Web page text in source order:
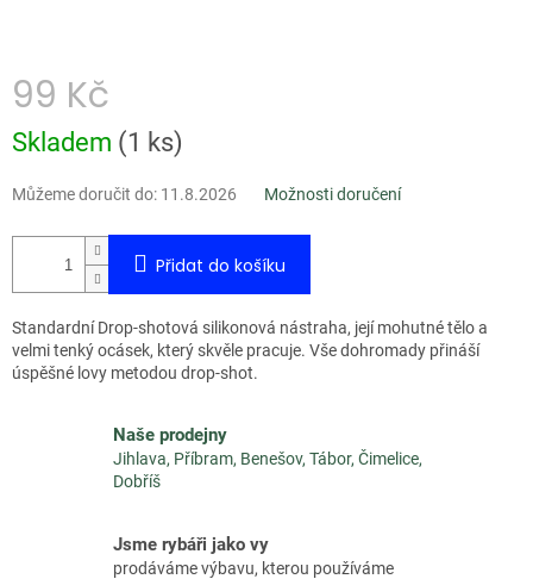
99 Kč
Měrná
cena:
Skladem (1 ks)
Můžeme doručit do: 11.8.2026 Možnosti doručení
Přidat do košíku
Standardní Drop-shotová silikonová nástraha, její mohutné tělo a
velmi tenký ocásek, který skvěle pracuje. Vše dohromady přináší
úspěšné lovy metodou drop-shot.
Naše prodejny
Jihlava, Příbram, Benešov, Tábor, Čimelice,
Dobříš
Jsme rybáři jako vy
prodáváme výbavu, kterou používáme